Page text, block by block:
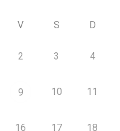
V S D
2 3 4
9 10 11
16 17 18